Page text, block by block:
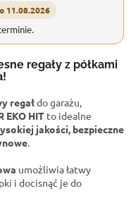
11.08.2026
regały z półkami
regałdo garażu,
EKO HIT to idealne
jakości, bezpieczne
umożliwia łatwy
i docisnąć je do